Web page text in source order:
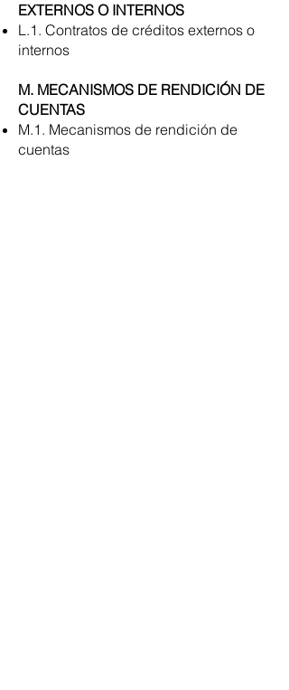
EXTERNOS O INTERNOS
L.1. Contratos de créditos externos o
internos
M. MECANISMOS DE RENDICIÓN DE
CUENTAS
M.1. Mecanismos de rendición de
cuentas